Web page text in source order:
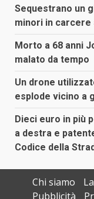
Sequestrano un
minori in carcere
Morto a 68 anni
malato da tempo
Un drone
esplode vicino a
Dieci euro in più
a destra e
Codice della
Chi siamo
Pubblicità